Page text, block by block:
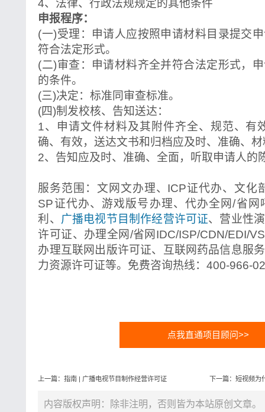
4、法律、行政法规规定的其他条件
申报程序：
(一)受理：申请人应按照申请材料目录提交
符合法定形式。
(二)审查：申请材料齐全并符合法定形式，
的条件。
(三)决定：标准同审查标准。
(四)制发校核、告知送达：
1、申请文件材料及其附件齐全、规范、有
确、有效，送达文书和归档应及时、准确、
2、告知应及时、准确、全面，听取申请人的
服务范围：文网文办理、ICP证代办、文化
SP证代办、游戏版号办理、代办全网/省网
利、 广播电视节目制作经营许可证、营业性
许可证、办理全网/省网IDC/ISP/CDN/EDI/
办理互联网出版许可证、互联网药品信息服
力资源许可证等。免费咨询热线：400-966-
点我直通项目顾问>>
上一篇：指南 | 广播电视节目制作经营许可证 下一篇：短视频为
内容版权声明：除非注明，否则皆为本站原创文章。